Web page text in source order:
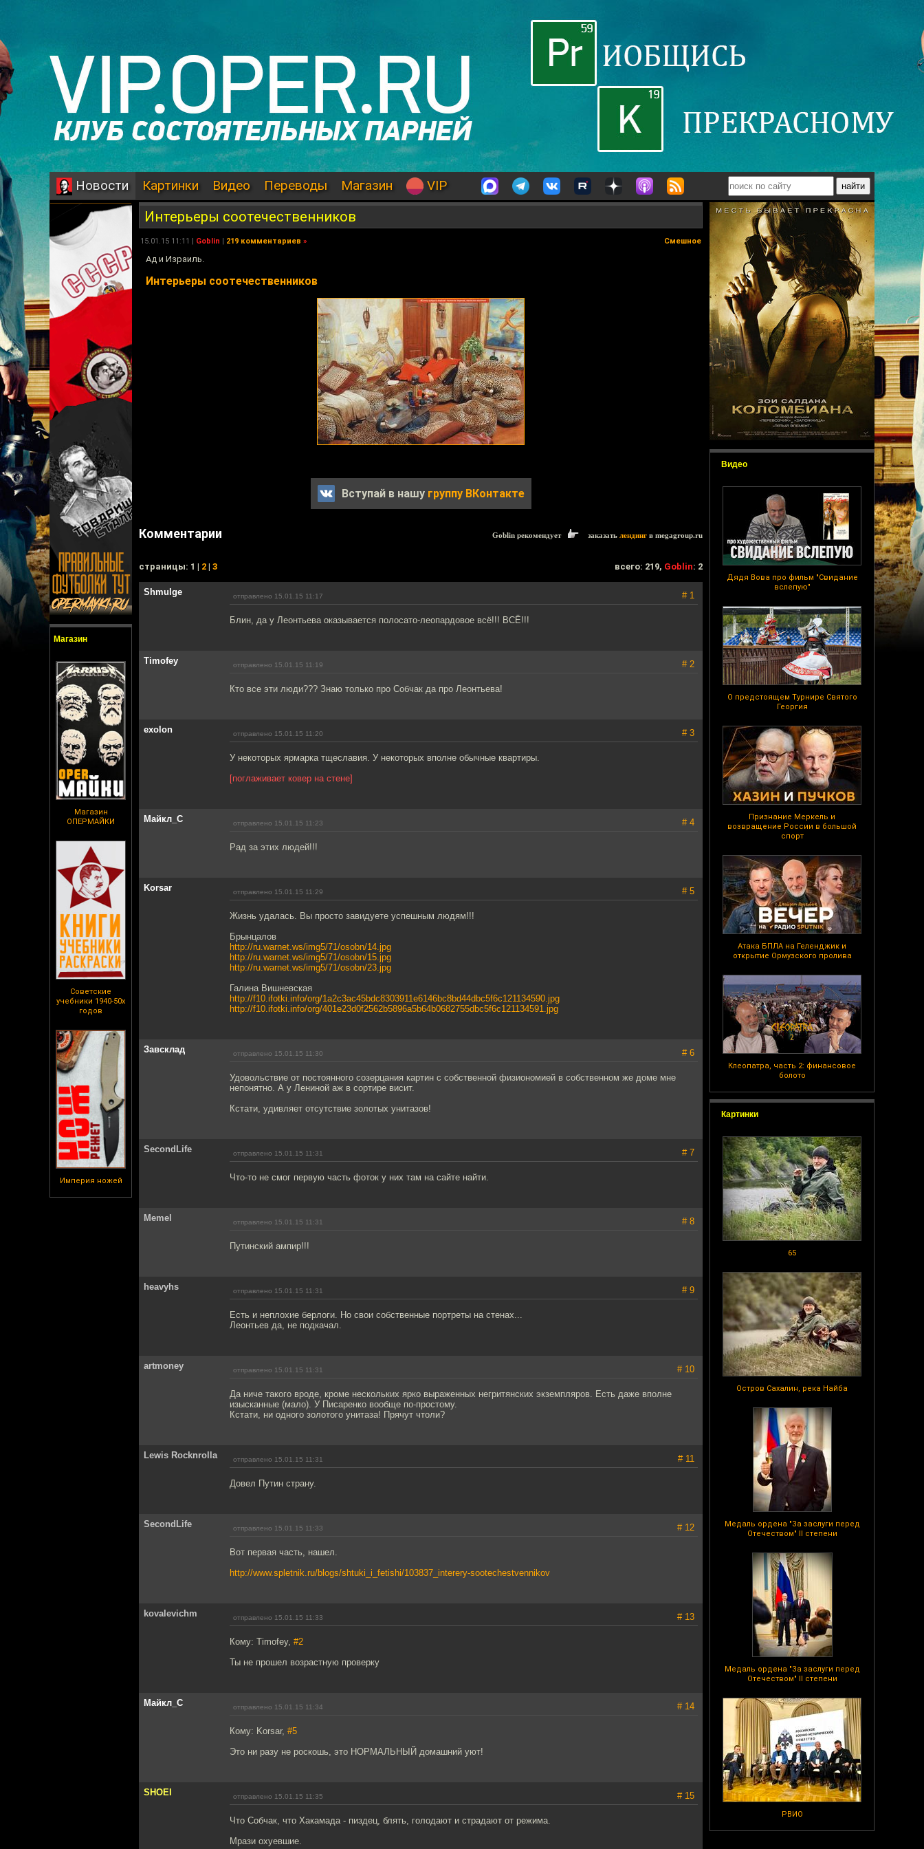
Новости Картинки Видео Переводы Магазин VIP
Магазин
Магазин
ОПЕРМАЙКИ
Советские
учебники 1940-50х
годов
Империя ножей
Видео
Дядя Вова про фильм "Свидание
вслепую"
О предстоящем Турнире Святого
Георгия
Признание Меркель и
возвращение России в большой
спорт
Атака БПЛА на Геленджик и
открытие Ормузского пролива
Клеопатра, часть 2: финансовое
болото
Картинки
65
Остров Сахалин, река Найба
Медаль ордена "За заслуги перед
Отечеством" II степени
Медаль ордена "За заслуги перед
Отечеством" II степени
РВИО
Интерьеры соотечественников
15.01.15 11:11 | Goblin | 219 комментариев » Смешное
Ад и Израиль.
Интерьеры соотечественников
Вступай в нашу группу ВКонтакте
Комментарии Goblin рекомендует заказать лендинг в megagroup.ru
cтраницы: 1 | 2 | 3 всего: 219, Goblin: 2
Shmulge отправлено 15.01.15 11:17 # 1
Блин, да у Леонтьева оказывается полосато-леопардовое всё!!! ВСЁ!!!
Timofey отправлено 15.01.15 11:19 # 2
Кто все эти люди??? Знаю только про Собчак да про Леонтьева!
exolon отправлено 15.01.15 11:20 # 3
У некоторых ярмарка тщеславия. У некоторых вполне обычные квартиры.
[поглаживает ковер на стене]
Майкл_С отправлено 15.01.15 11:23 # 4
Рад за этих людей!!!
Korsar отправлено 15.01.15 11:29 # 5
Жизнь удалась. Вы просто завидуете успешным людям!!!
Брынцалов
http://ru.warnet.ws/img5/71/osobn/14.jpg
http://ru.warnet.ws/img5/71/osobn/15.jpg
http://ru.warnet.ws/img5/71/osobn/23.jpg
Галина Вишневская
http://f10.ifotki.info/org/1a2c3ac45bdc8303911e6146bc8bd44dbc5f6c121134590.jpg
http://f10.ifotki.info/org/401e23d0f2562b5896a5b64b0682755dbc5f6c121134591.jpg
Завсклад отправлено 15.01.15 11:30 # 6
Удовольствие от постоянного созерцания картин с собственной физиономией в собственном же доме мне
непонятно. А у Лениной аж в сортире висит.
Кстати, удивляет отсутствие золотых унитазов!
SecondLife отправлено 15.01.15 11:31 # 7
Что-то не смог первую часть фоток у них там на сайте найти.
Memel отправлено 15.01.15 11:31 # 8
Путинский ампир!!!
heavyhs отправлено 15.01.15 11:31 # 9
Есть и неплохие берлоги. Но свои собственные портреты на стенах...
Леонтьев да, не подкачал.
artmoney отправлено 15.01.15 11:31 # 10
Да ниче такого вроде, кроме нескольких ярко выраженных негритянских экземпляров. Есть даже вполне
изысканные (мало). У Писаренко вообще по-простому.
Кстати, ни одного золотого унитаза! Прячут чтоли?
Lewis Rocknrolla отправлено 15.01.15 11:31 # 11
Довел Путин страну.
SecondLife отправлено 15.01.15 11:33 # 12
Вот первая часть, нашел.
http://www.spletnik.ru/blogs/shtuki_i_fetishi/103837_interery-sootechestvennikov
kovalevichm отправлено 15.01.15 11:33 # 13
Кому: Timofey, #2
Ты не прошел возрастную проверку
Майкл_С отправлено 15.01.15 11:34 # 14
Кому: Korsar, #5
Это ни разу не роскошь, это НОРМАЛЬНЫЙ домашний уют!
SHOEI отправлено 15.01.15 11:35 # 15
Что Собчак, что Хакамада - пиздец, блять, голодают и страдают от режима.
Мрази охуевшие.